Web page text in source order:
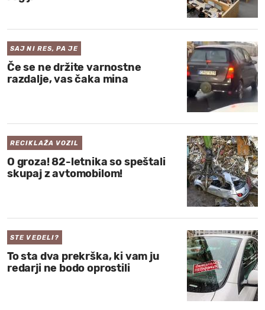
MOJ
SAJ NI RES, PA JE
Če se ne držite varnostne
razdalje, vas čaka mina
RECIKLAŽA VOZIL
O groza! 82-letnika so speštali
skupaj z avtomobilom!
STE VEDELI?
To sta dva prekrška, ki vam ju
redarji ne bodo oprostili